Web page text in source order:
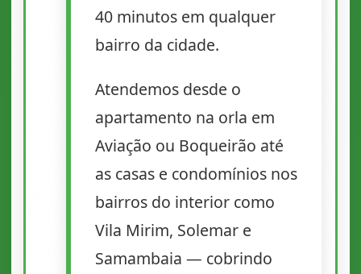
40 minutos em qualquer
bairro da cidade.
Atendemos desde o
apartamento na orla em
Aviação ou Boqueirão até
as casas e condomínios nos
bairros do interior como
Vila Mirim, Solemar e
Samambaia — cobrindo